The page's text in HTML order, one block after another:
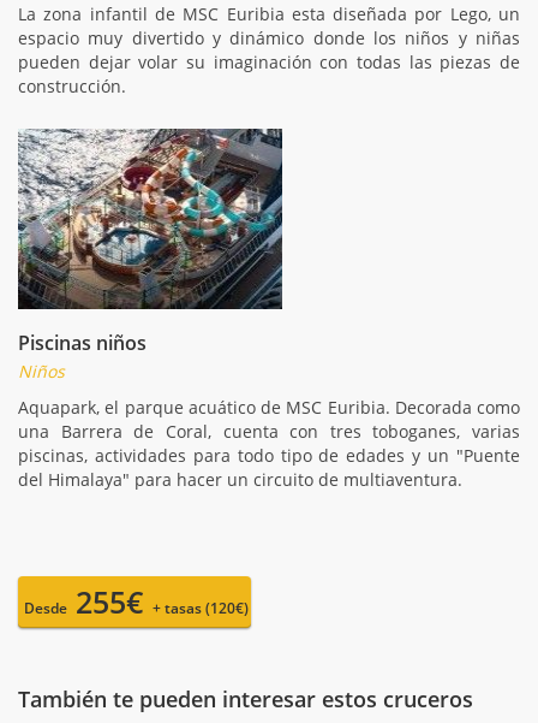
La zona infantil de MSC Euribia esta diseñada por Lego, un
espacio muy divertido y dinámico donde los niños y niñas
pueden dejar volar su imaginación con todas las piezas de
construcción.
Piscinas niños
Niños
Aquapark, el parque acuático de MSC Euribia. Decorada como
una Barrera de Coral, cuenta con tres toboganes, varias
piscinas, actividades para todo tipo de edades y un "Puente
del Himalaya" para hacer un circuito de multiaventura.
Desde 255€ + tasas (120€)
También te pueden interesar estos cruceros